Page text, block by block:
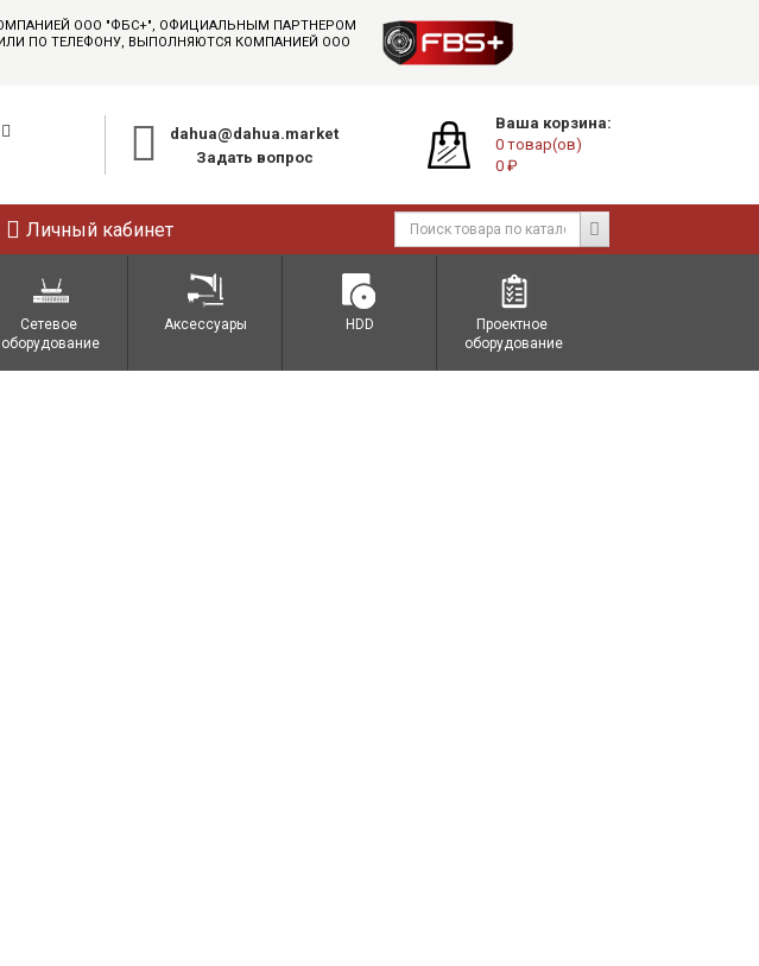
ООО "ФБС+", ОФИЦИАЛЬНЫМ ПАРТНЕРОМ
ИЛИ ПО ТЕЛЕФОНУ, ВЫПОЛНЯЮТСЯ КОМПАНИЕЙ ООО
dahua@dahua.market
Задать вопрос
Ваша корзина:
0 товар(ов)
0 ₽
Личный кабинет
Сетевое
оборудование
Аксессуары HDD
Проектное
оборудование